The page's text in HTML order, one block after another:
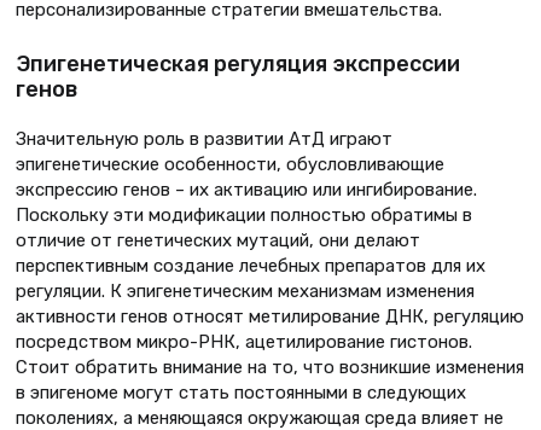
персонализированные стратегии вмешательства.
Эпигенетическая регуляция экспрессии
генов
Значительную роль в развитии АтД играют
эпигенетические особенности, обусловливающие
экспрессию генов – их активацию или ингибирование.
Поскольку эти модификации полностью обратимы в
отличие от генетических мутаций, они делают
перспективным создание лечебных препаратов для их
регуляции. К эпигенетическим механизмам изменения
активности генов относят метилирование ДНК, регуляцию
посредством микро-РНК, ацетилирование гистонов.
Стоит обратить внимание на то, что возникшие изменения
в эпигеноме могут стать постоянными в следующих
поколениях, а меняющаяся окружающая среда влияет не